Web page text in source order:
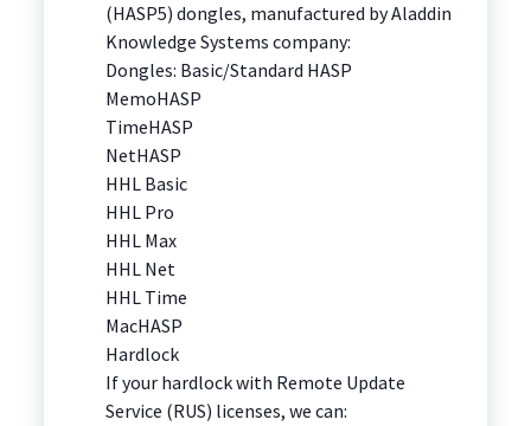
(HASP5) dongles, manufactured by Aladdin
Knowledge Systems company:
Dongles: Basic/Standard HASP
MemoHASP
TimeHASP
NetHASP
HHL Basic
HHL Pro
HHL Max
HHL Net
HHL Time
MacHASP
Hardlock
If your hardlock with Remote Update
Service (RUS) licenses, we can: